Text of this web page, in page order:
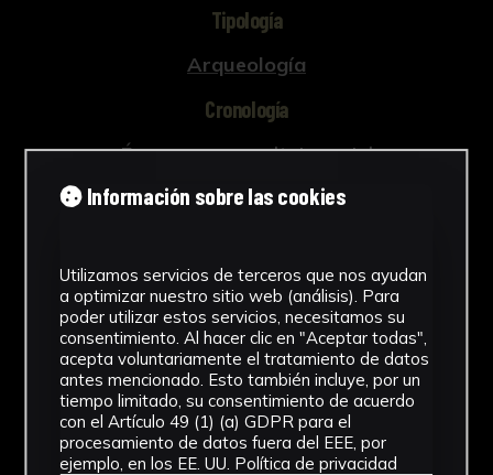
Tipología
Arqueología
Cronología
Época romana altoimperial
Estilo
Técnica
Cerámica
Ver más
Información sobre las cookies
Utilizamos servicios de terceros que nos ayudan
a optimizar nuestro sitio web (análisis). Para
poder utilizar estos servicios, necesitamos su
consentimiento. Al hacer clic en "Aceptar todas",
acepta voluntariamente el tratamiento de datos
antes mencionado. Esto también incluye, por un
tiempo limitado, su consentimiento de acuerdo
con el Artículo 49 (1) (a) GDPR para el
procesamiento de datos fuera del EEE, por
ejemplo, en los EE. UU. Política de privacidad